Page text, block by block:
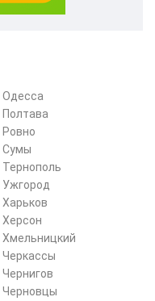
Одесса
Полтава
Ровно
Сумы
Тернополь
Ужгород
Харьков
Херсон
Хмельницкий
Черкассы
Чернигов
Черновцы